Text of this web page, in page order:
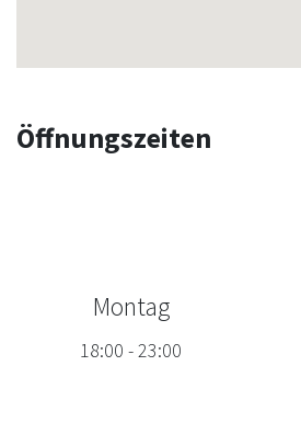
Öffnungszeiten
Montag
18:00 -23:00